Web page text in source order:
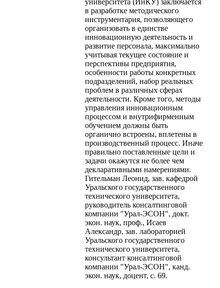
в разработке методического
инструментария, позволяющего
организовать в единстве
инновационную деятельность и
развитие персонала, максимально
учитывая текущее состояние и
перспективы предприятия,
особенности работы конкретных
подразделений, набор реальных
проблем в различных сферах
деятельности. Кроме того, методы
управления инновационным
процессом и внутрифирменным
обучением должны быть
органично встроены, вплетены в
производственный процесс. Иначе
правильно поставленные цели и
задачи окажутся не более чем
декларативными намерениями.
Гительман Леонид, зав. кафедрой
Уральского государственного
технического университета,
руководитель консалтинговой
компании "Урал-ЭСОН", докт.
экон. наук, проф., Исаев
Александр, зав. лабораторией
Уральского государственного
технического университета,
консультант консалтинговой
компании "Урал-ЭСОН", канд.
экон. наук, доцент, с. 69.